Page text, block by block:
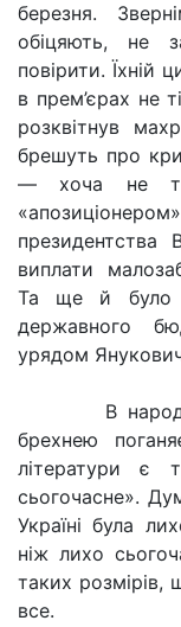
березня.
обіцяють, не
повірити. Їхній
в прем’єрах не
розквітнув
брешуть про
— хоча не
президентства
виплати
Та ще й було
державного
урядом
В народі
брехнею
літератури є
сьогочасне».
Україні була
ніж лихо
таких розмірів,
все.